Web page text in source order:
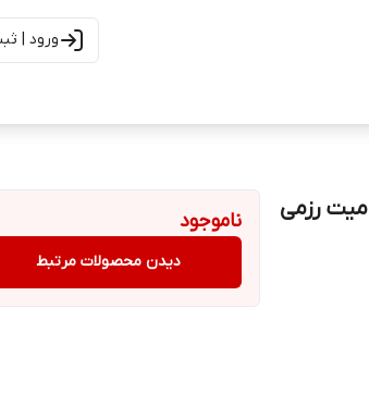
ورود |
رزمی
ناموجود
دیدن محصولات مرتبط